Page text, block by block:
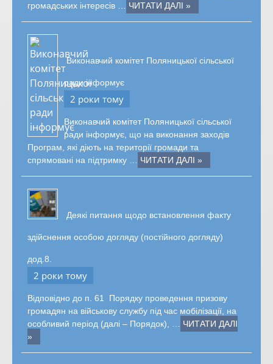
громадських інтересів … ЧИТАТИ ДАЛІ »
Виконавчий комітет Поляницької сільської
ради інформує
2 роки тому
Виконавчий комітет Поляницької сільської
ради інформує, що на виконання заходів
Програм, які діють на території громади та
спрямовані на підтримку … ЧИТАТИ ДАЛІ »
Деякі питання щодо встановлення факту
здійснення особою догляду (постійного догляду)
дод.8.
2 роки тому
Відповідно до п. 61 Порядку проведення призову
громадян на військову службу під час мобілізації, на
особливий період (далі – Порядок), … ЧИТАТИ ДАЛІ
»